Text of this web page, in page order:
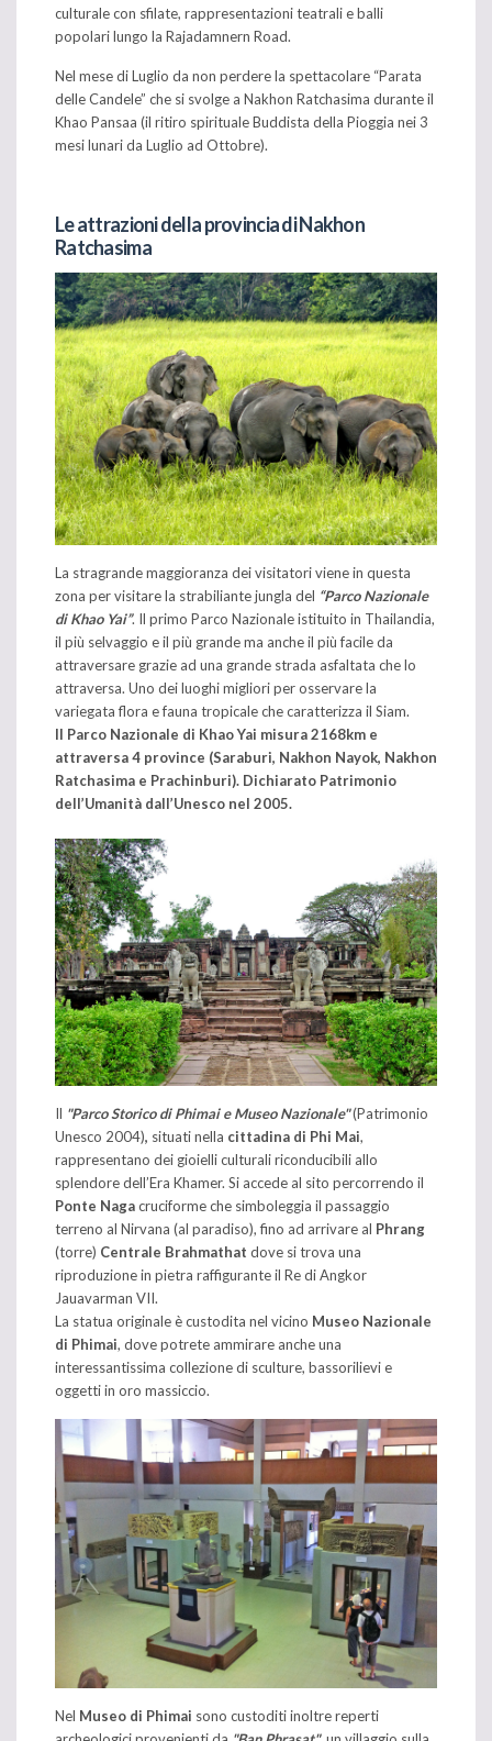
culturale con sfilate, rappresentazioni teatrali e balli
popolari lungo la Rajadamnern Road.
Nel mese di Luglio da non perdere la spettacolare “Parata
delle Candele” che si svolge a Nakhon Ratchasima durante il
Khao Pansaa (il ritiro spirituale Buddista della Pioggia nei 3
mesi lunari da Luglio ad Ottobre).
Le attrazioni della provincia di Nakhon
Ratchasima
La stragrande maggioranza dei visitatori viene in questa
zona per visitare la strabiliante jungla del “Parco Nazionale
di Khao Yai”. Il primo Parco Nazionale istituito in Thailandia,
il più selvaggio e il più grande ma anche il più facile da
attraversare grazie ad una grande strada asfaltata che lo
attraversa. Uno dei luoghi migliori per osservare la
variegata flora e fauna tropicale che caratterizza il Siam.
Il Parco Nazionale di Khao Yai misura 2168km e
attraversa 4 province (Saraburi, Nakhon Nayok, Nakhon
Ratchasima e Prachinburi). Dichiarato Patrimonio
dell’Umanità dall’Unesco nel 2005.
Il "Parco Storico di Phimai e Museo Nazionale"(Patrimonio
Unesco 2004), situati nella cittadina di Phi Mai,
rappresentano dei gioielli culturali riconducibili allo
splendore dell’Era Khamer. Si accede al sito percorrendo il
Ponte Nagacruciforme che simboleggia il passaggio
terreno al Nirvana (al paradiso), fino ad arrivare al Phrang
(torre) Centrale Brahmathat dove si trova una
riproduzione in pietra raffigurante il Re di Angkor
Jauavarman VII.
La statua originale è custodita nel vicino Museo Nazionale
di Phimai, dove potrete ammirare anche una
interessantissima collezione di sculture, bassorilievi e
oggetti in oro massiccio.
Nel Museo di Phimai sono custoditi inoltre reperti